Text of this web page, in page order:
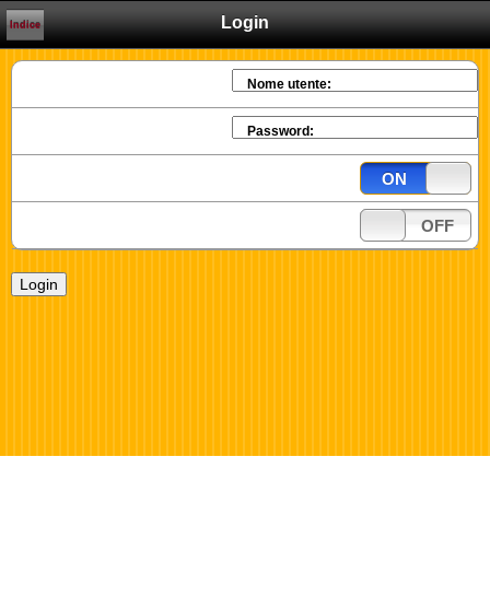
Login
Indice
Nome utente:
Password:
ON
OFF